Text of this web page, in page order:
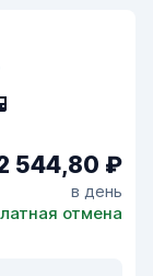
544,80 ₽
в день
отмена